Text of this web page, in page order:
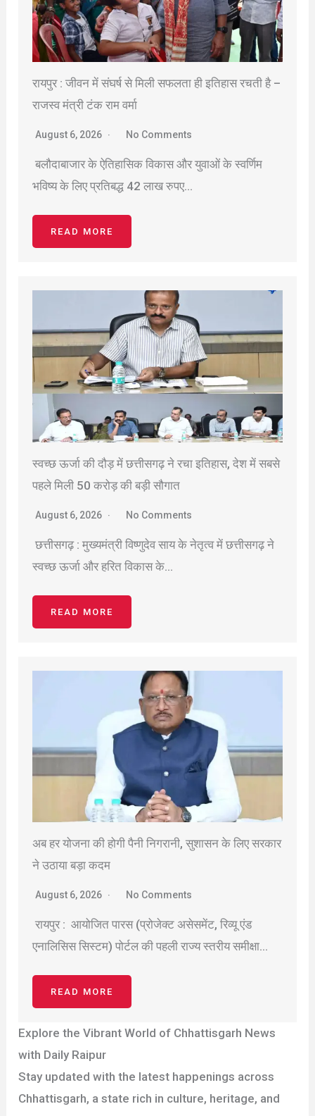
रायपुर : जीवन में संघर्ष से मिली सफलता ही इतिहास रचती है –
राजस्व मंत्री टंक राम वर्मा
August 6, 2026 No Comments
बलौदाबाजार के ऐतिहासिक विकास और युवाओं के स्वर्णिम
भविष्य के लिए प्रतिबद्ध 42 लाख रुपए…
READ MORE
स्वच्छ ऊर्जा की दौड़ में छत्तीसगढ़ ने रचा इतिहास, देश में सबसे
पहले मिली 50 करोड़ की बड़ी सौगात
August 6, 2026 No Comments
छत्तीसगढ़ : मुख्यमंत्री विष्णुदेव साय के नेतृत्व में छत्तीसगढ़ ने
स्वच्छ ऊर्जा और हरित विकास के…
READ MORE
अब हर योजना की होगी पैनी निगरानी, सुशासन के लिए सरकार
ने उठाया बड़ा कदम
August 6, 2026 No Comments
रायपुर : आयोजित पारस (प्रोजेक्ट असेसमेंट, रिव्यू एंड
एनालिसिस सिस्टम) पोर्टल की पहली राज्य स्तरीय समीक्षा…
READ MORE
Explore the Vibrant World of Chhattisgarh News
with Daily Raipur
Stay updated with the latest happenings across
Chhattisgarh, a state rich in culture, heritage, and